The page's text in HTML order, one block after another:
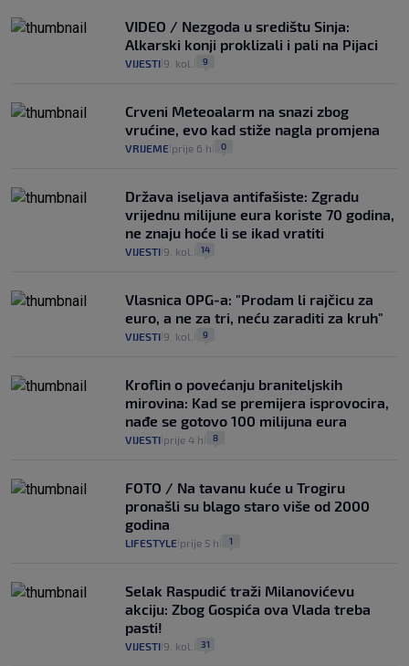
VIDEO / Nezgoda u središtu Sinja:
Alkarski konji proklizali i pali na Pijaci
VIJESTI 9. kol. 9
Crveni Meteoalarm na snazi zbog
vrućine, evo kad stiže nagla promjena
VRIJEME prije 6 h 0
Država iseljava antifašiste: Zgradu
vrijednu milijune eura koriste 70 godina,
ne znaju hoće li se ikad vratiti
VIJESTI 9. kol. 14
Vlasnica OPG-a: "Prodam li rajčicu za
euro, a ne za tri, neću zaraditi za kruh"
VIJESTI 9. kol. 9
Kroflin o povećanju braniteljskih
mirovina: Kad se premijera isprovocira,
nađe se gotovo 100 milijuna eura
VIJESTI prije 4 h 8
FOTO / Na tavanu kuće u Trogiru
pronašli su blago staro više od 2000
godina
LIFESTYLE prije 5 h 1
Selak Raspudić traži Milanovićevu
akciju: Zbog Gospića ova Vlada treba
pasti!
VIJESTI 9. kol. 31